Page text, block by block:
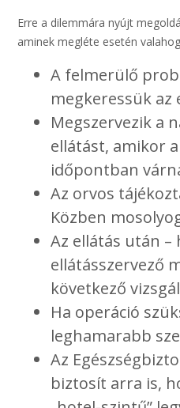
Erre a dilemmára nyújt
aminek megléte esetén
A felmerülő
megkeressük az
Megszervezik a
ellátást, amikor
időpontban
Az orvos
Közben
Az ellátás után –
ellátásszervező
következő
Ha operáció
leghamarabb
Az
biztosít arra is,